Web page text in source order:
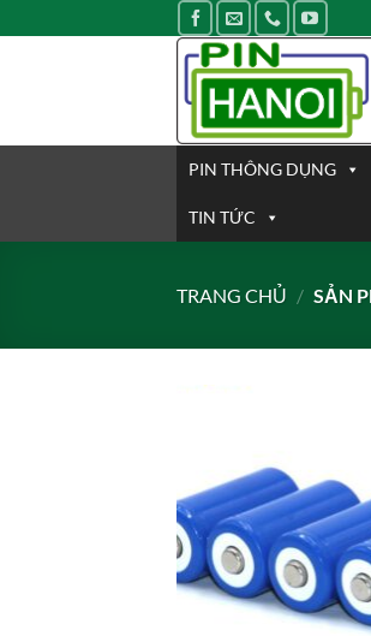
qua
PIN THÔNG DỤNG
TIN TỨC
TRANG CHỦ / SẢN